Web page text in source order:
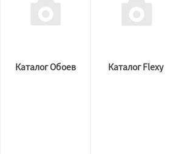
Каталог Обоев Каталог Flexy